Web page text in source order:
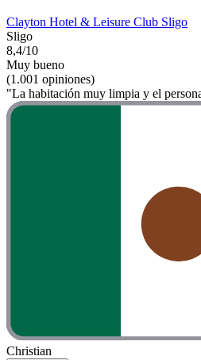
Clayton Hotel & Leisure Club Sligo
Sligo
8,4/10
Muy bueno
(1.001 opiniones)
"La habitación muy limpia y el
Christian